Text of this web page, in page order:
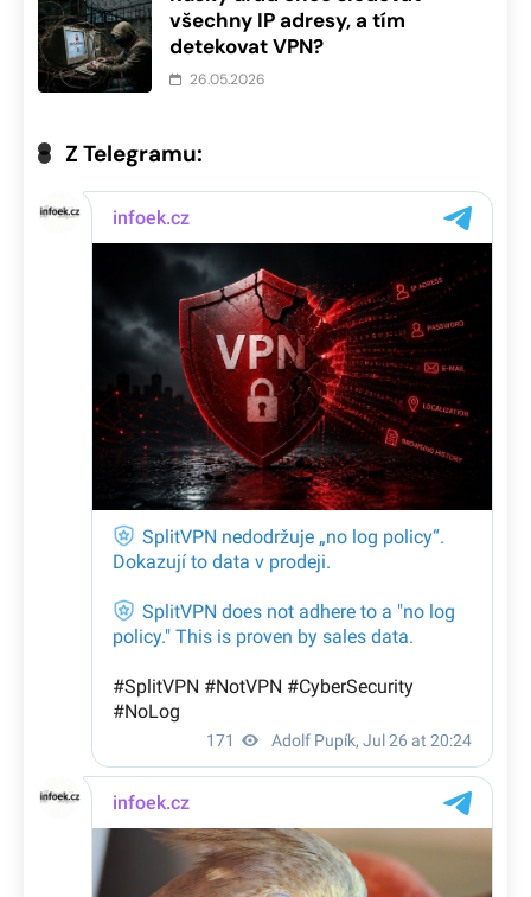
všechny IP adresy, a tím
detekovat VPN?
26.05.2026
Z Telegramu: